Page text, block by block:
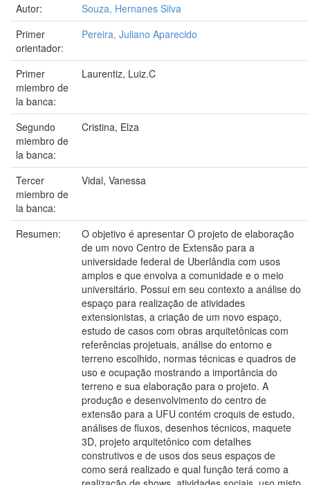
Autor:
Souza, Hernanes Silva
Primer
orientador:
Pereira, Juliano Aparecido
Primer
miembro de
la banca:
Laurentiz, Luiz.C
Segundo
miembro de
la banca:
Cristina, Elza
Tercer
miembro de
la banca:
Vidal, Vanessa
Resumen:
O objetivo é apresentar O projeto de elaboração
de um novo Centro de Extensão para a
universidade federal de Uberlândia com usos
amplos e que envolva a comunidade e o meio
universitário. Possui em seu contexto a análise do
espaço para realização de atividades
extensionistas, a criação de um novo espaço,
estudo de casos com obras arquitetônicas com
referências projetuais, análise do entorno e
terreno escolhido, normas técnicas e quadros de
uso e ocupação mostrando a importância do
terreno e sua elaboração para o projeto. A
produção e desenvolvimento do centro de
extensão para a UFU contém croquis de estudo,
análises de fluxos, desenhos técnicos, maquete
3D, projeto arquitetônico com detalhes
construtivos e de usos dos seus espaços de
como será realizado e qual função terá como a